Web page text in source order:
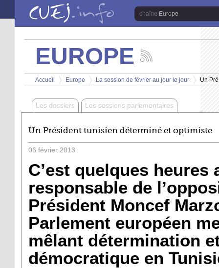
Aller au contenu principal
Europe
EUROPE
les
actualités
de
chaîne
Europe
Vous êtes ici
Accueil
>
Europe
>
La session de février au jour le jour
>
Un
Les dossiers Les sessions parlementaires
Un Président tunisien déterminé et optimiste
06 février 2013
C’est quelques heures
responsable de
Président Moncef
Parlement européen
mêlant détermination
démocratique en